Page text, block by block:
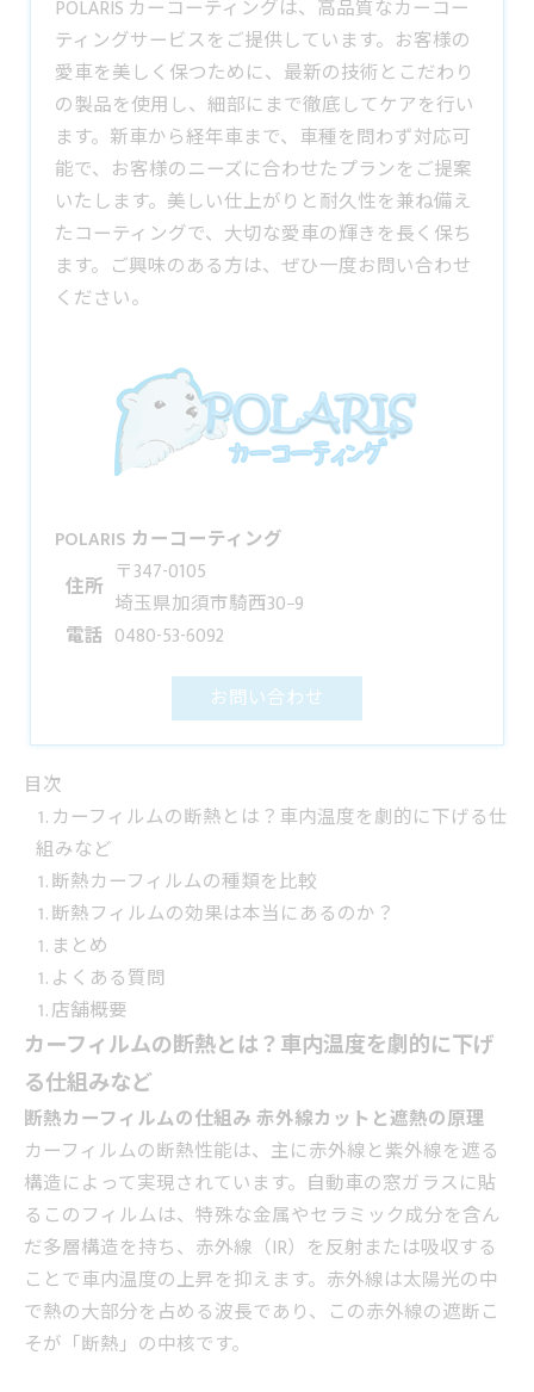
POLARIS カーコーティングは、高品質なカーコー
ティングサービスをご提供しています。お客様の
愛車を美しく保つために、最新の技術とこだわり
の製品を使用し、細部にまで徹底してケアを行い
ます。新車から経年車まで、車種を問わず対応可
能で、お客様のニーズに合わせたプランをご提案
いたします。美しい仕上がりと耐久性を兼ね備え
たコーティングで、大切な愛車の輝きを長く保ち
ます。ご興味のある方は、ぜひ一度お問い合わせ
ください。
POLARIS カーコーティング
住所 〒347-0105
埼玉県加須市騎西30−9
電話 0480-53-6092
お問い合わせ
目次
カーフィルムの断熱とは？車内温度を劇的に下げる仕
組みなど
断熱カーフィルムの種類を比較
断熱フィルムの効果は本当にあるのか？
まとめ
よくある質問
店舗概要
カーフィルムの断熱とは？車内温度を劇的に下げ
る仕組みなど
断熱カーフィルムの仕組み 赤外線カットと遮熱の原理
カーフィルムの断熱性能は、主に赤外線と紫外線を遮る
構造によって実現されています。自動車の窓ガラスに貼
るこのフィルムは、特殊な金属やセラミック成分を含ん
だ多層構造を持ち、赤外線（IR）を反射または吸収する
ことで車内温度の上昇を抑えます。赤外線は太陽光の中
で熱の大部分を占める波長であり、この赤外線の遮断こ
そが「断熱」の中核です。